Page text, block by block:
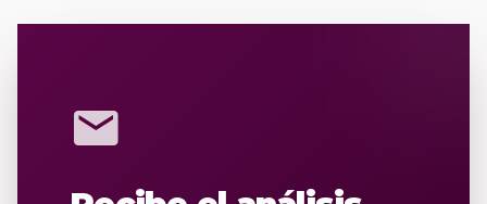
mail